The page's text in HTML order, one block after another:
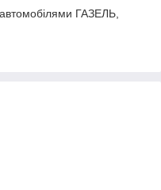
ГАЗЕЛЬ,